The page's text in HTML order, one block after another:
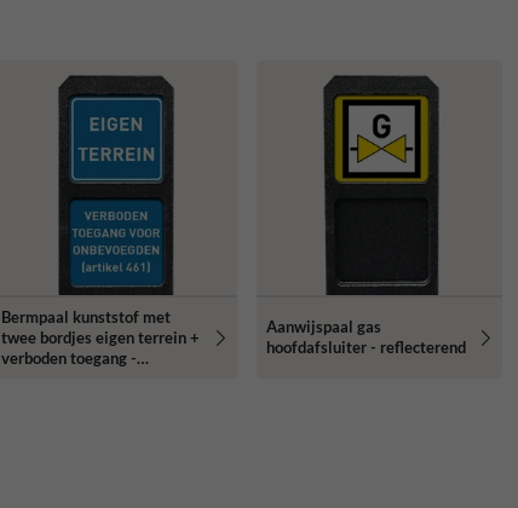
Bermpaal kunststof met
twee bordjes eigen terrein +
verboden toegang -
Aanwijspaal gas
hoofdafsluiter - reflecterend